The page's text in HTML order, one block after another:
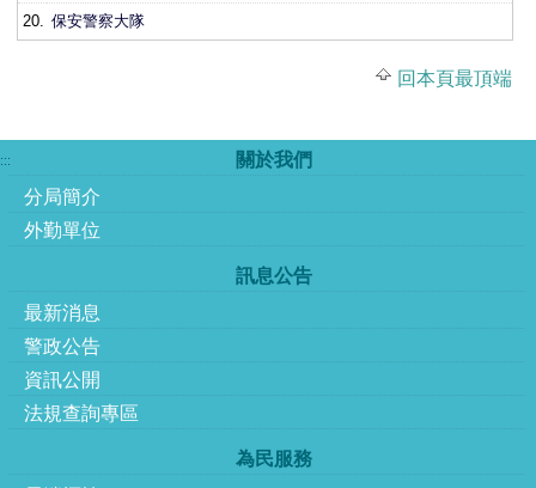
20. 保安警察大隊
回本頁最頂端
:::
關於我們
分局簡介
外勤單位
訊息公告
最新消息
警政公告
資訊公開
法規查詢專區
為民服務